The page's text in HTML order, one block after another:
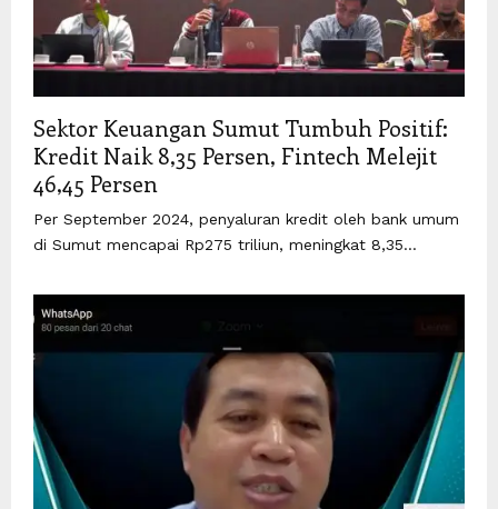
Sektor Keuangan Sumut Tumbuh Positif:
Kredit Naik 8,35 Persen, Fintech Melejit
46,45 Persen
Per September 2024, penyaluran kredit oleh bank umum
di Sumut mencapai Rp275 triliun, meningkat 8,35...